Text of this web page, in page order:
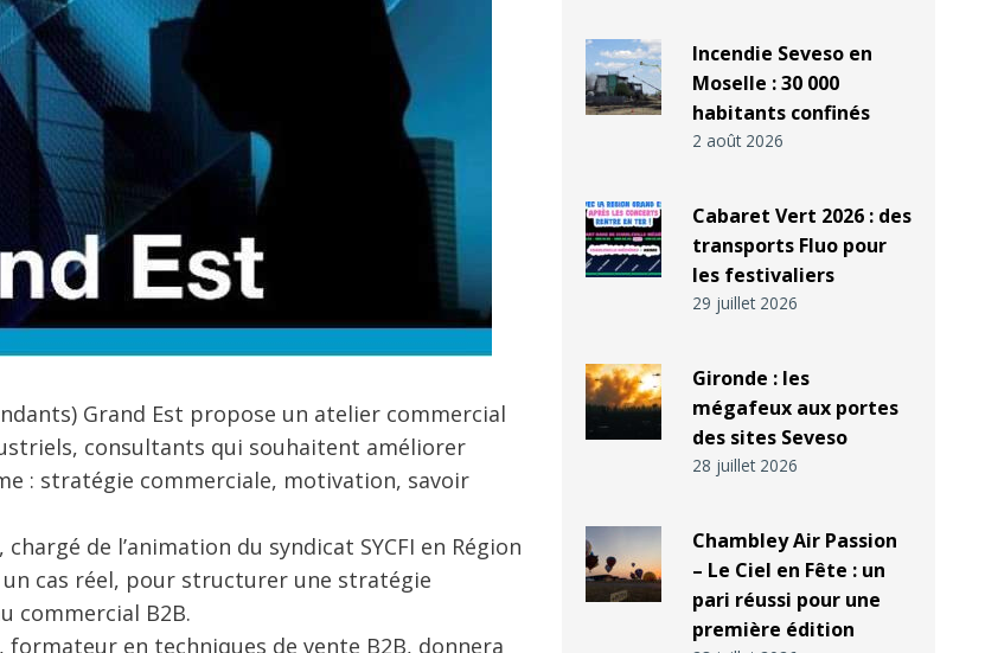
Grand Est propose un atelier commercial
consultants qui souhaitent améliorer
: stratégie commerciale, motivation, savoir
de l’animation du syndicat SYCFI en Région
cas réel, pour structurer une stratégie
commercial B2B.
formateur en techniques de vente B2B, donnera
Incendie Seveso en
Moselle : 30 000
habitants confinés
2 août 2026
Cabaret Vert 2026 : des
transports Fluo pour
les festivaliers
29 juillet 2026
Gironde : les
mégafeux aux portes
des sites Seveso
28 juillet 2026
Chambley Air Passion
– Le Ciel en Fête : un
pari réussi pour une
première édition